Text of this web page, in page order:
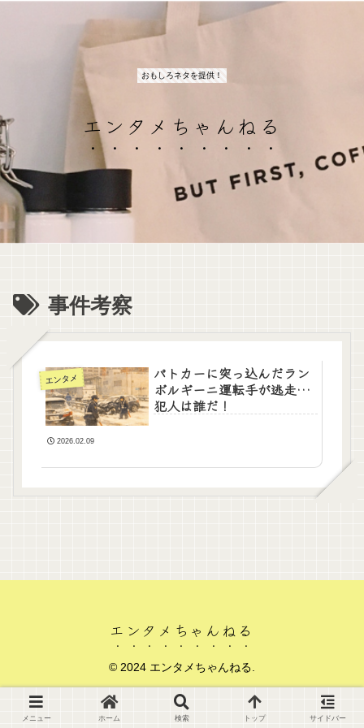
おもしろネタを提供！
エンタメちゃんねる
事件考察
エンタメ
パトカーに突っ込んだラン
ボルギーニ運転手が逃走…
犯人は誰だ！
2026.02.09
エンタメちゃんねる
© 2024 エンタメちゃんねる.
メニュー ホーム 検索 トップ サイドバー